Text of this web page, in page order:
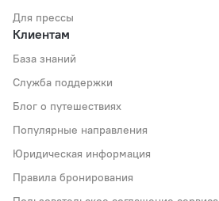
Для прессы
Клиентам
База знаний
Служба поддержки
Блог о путешествиях
Популярные направления
Юридическая информация
Правила бронирования